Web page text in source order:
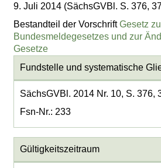
9. Juli 2014 (SächsGVBl. S. 376,
Bestandteil der VorschriftGesetz
Bundesmeldegesetzes und zur
Gesetze
Fundstelle und systematische
SächsGVBl. 2014 Nr. 10, S. 376,
Fsn-Nr.: 233
Gültigkeitszeitraum